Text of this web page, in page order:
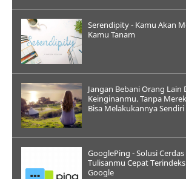
Serendipity - Kamu Akan
Kamu Tanam
Jangan Bebani Orang Lain
Keinginanmu. Tanpa
Bisa Melakukannya Sendiri
GooglePing - Solusi
Tulisanmu Cepat
Google